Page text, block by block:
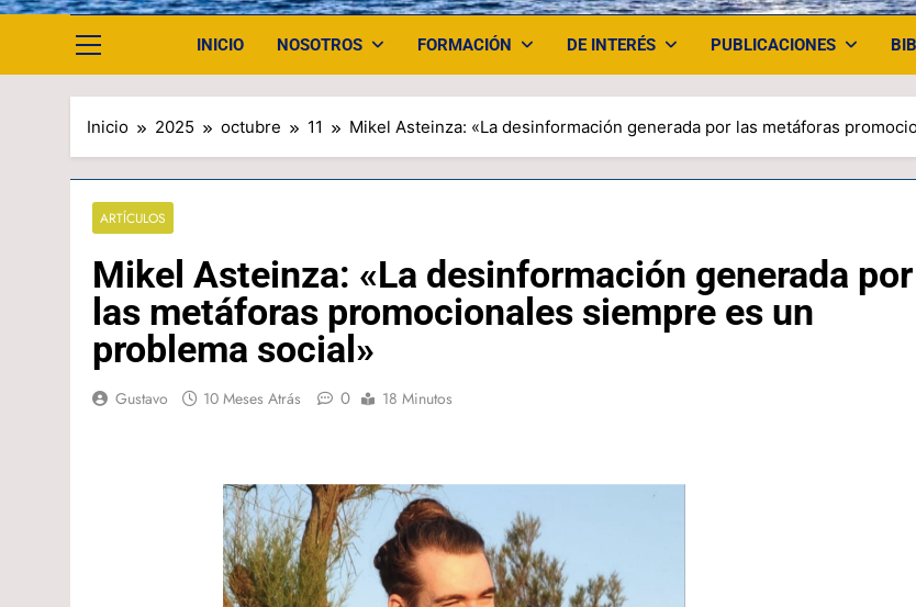
INICIO NOSOTROS FORMACIÓN DE INTERÉS PUBLICACIONES
Inicio 2025 octubre 11 Mikel Asteinza: «La desinformación generada por las metáforas
ARTÍCULOS
Mikel Asteinza: «La desinformación generada por
las metáforas promocionales siempre es un
problema social»
Gustavo 10 Meses Atrás 0 18 Minutos